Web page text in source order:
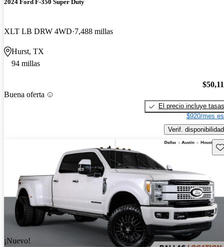
2024 Ford F-350 Super Duty
XLT LB DRW 4WD 7,488 millas
Hurst, TX
94 millas
Buena oferta
El precio incluye tasas
$920/mes
Verif. disponibilidad
¡Nuevo!